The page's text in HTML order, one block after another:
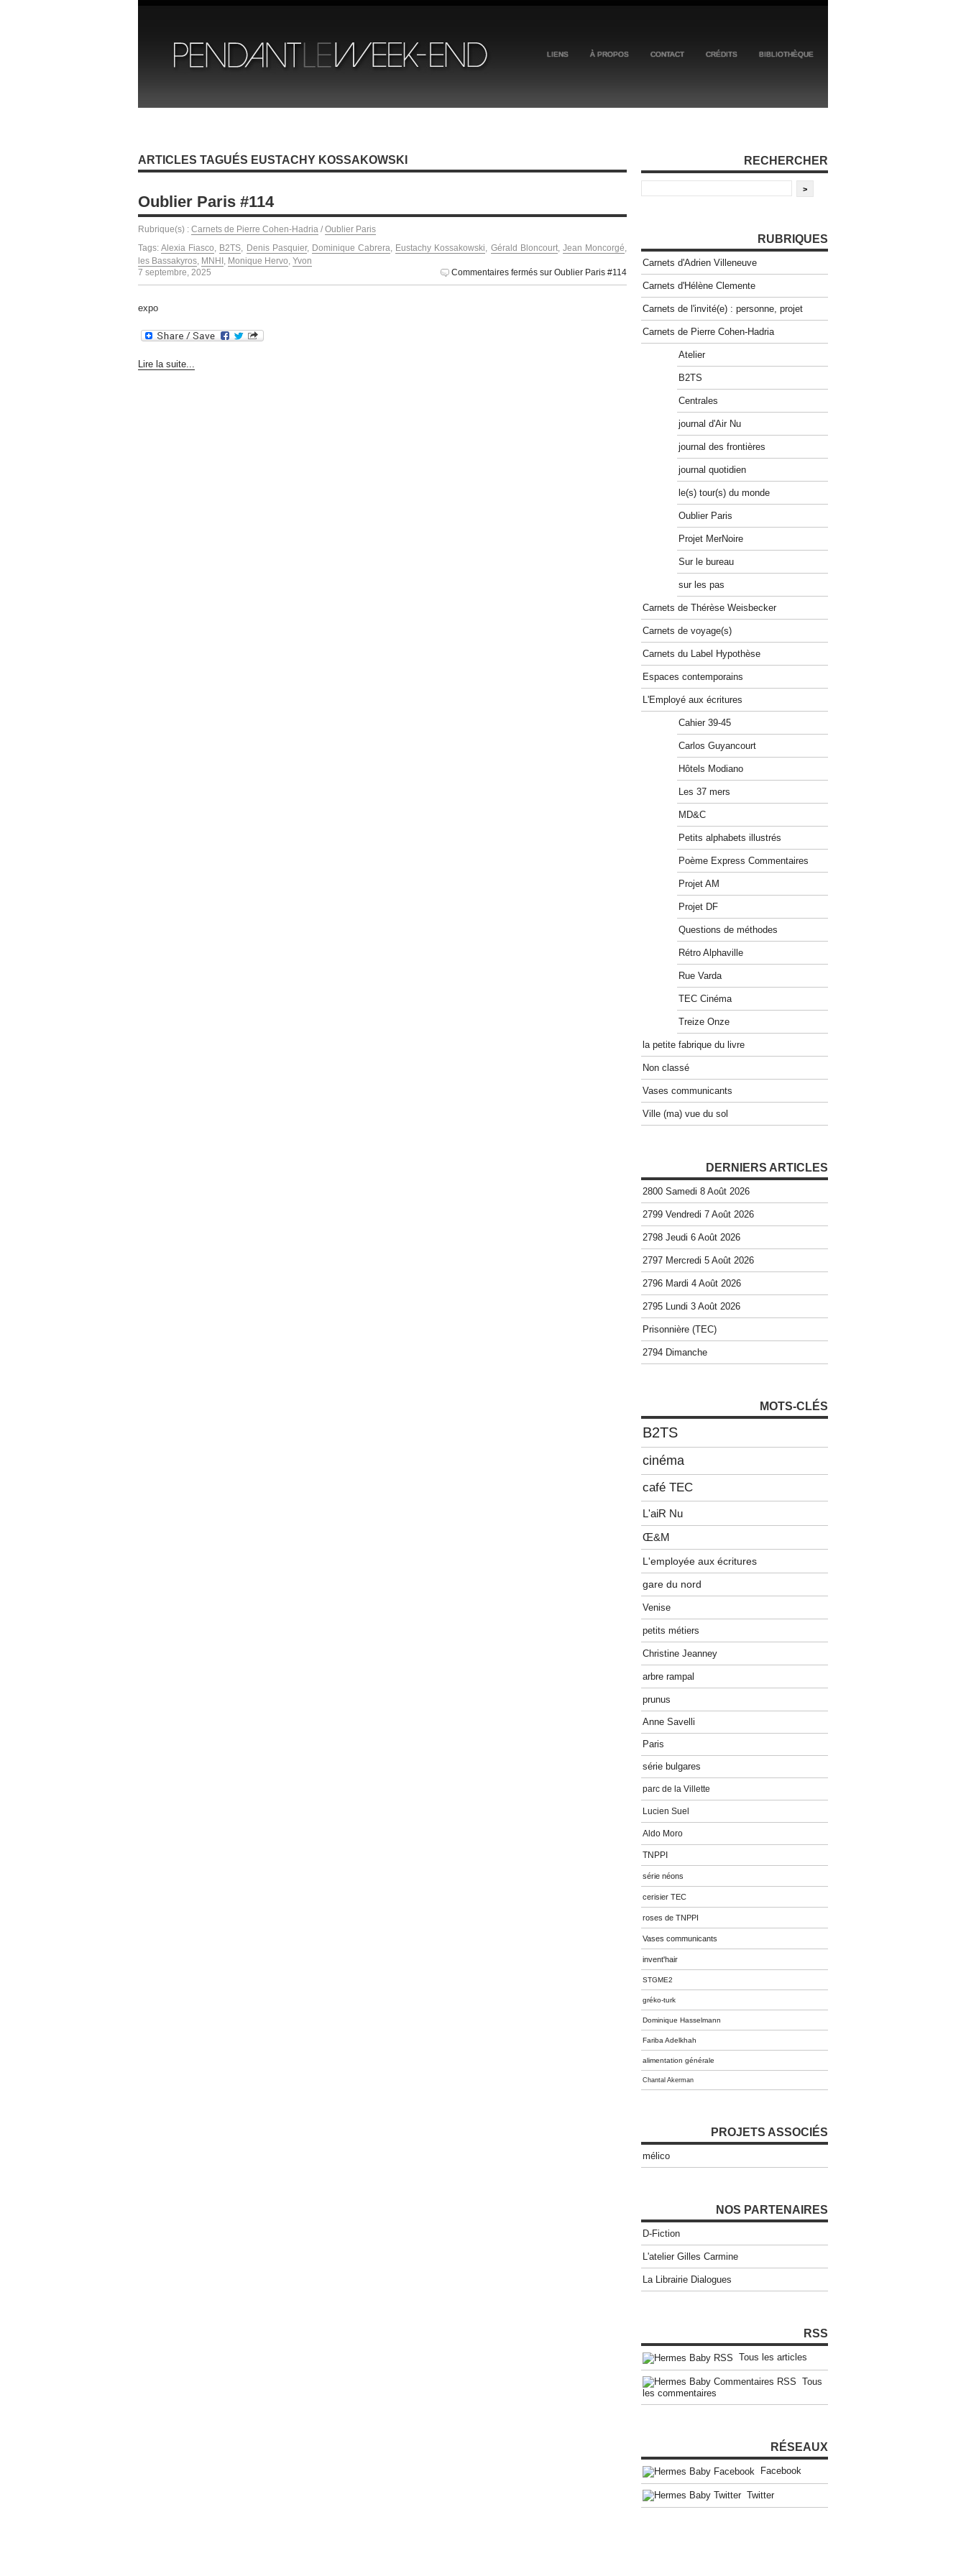
LIENS À PROPOS CONTACT CRÉDITS BIBLIOTHÈQUE
ARTICLES TAGUÉS EUSTACHY KOSSAKOWSKI
Oublier Paris #114
Rubrique(s) : Carnets de Pierre Cohen-Hadria / Oublier Paris
Tags:Alexia Fiasco, B2TS, Denis Pasquier, Dominique Cabrera, Eustachy Kossakowski, Gérald Bloncourt, Jean Moncorgé,
les Bassakyros, MNHI , Monique Hervo, Yvon
7 septembre, 2025
Commentaires fermés sur Oublier Paris #114
expo
Lire la suite...
RECHERCHER
RUBRIQUES
Carnets d'Adrien Villeneuve
Carnets d'Hélène Clemente
Carnets de l'invité(e) : personne, projet
Carnets de Pierre Cohen-Hadria
Atelier
B2TS
Centrales
journal d'Air Nu
journal des frontières
journal quotidien
le(s) tour(s) du monde
Oublier Paris
Projet MerNoire
Sur le bureau
sur les pas
Carnets de Thérèse Weisbecker
Carnets de voyage(s)
Carnets du Label Hypothèse
Espaces contemporains
L'Employé aux écritures
Cahier 39-45
Carlos Guyancourt
Hôtels Modiano
Les 37 mers
MD&C
Petits alphabets illustrés
Poème Express Commentaires
Projet AM
Projet DF
Questions de méthodes
Rétro Alphaville
Rue Varda
TEC Cinéma
Treize Onze
la petite fabrique du livre
Non classé
Vases communicants
Ville (ma) vue du sol
DERNIERS ARTICLES
2800 Samedi 8 Août 2026
2799 Vendredi 7 Août 2026
2798 Jeudi 6 Août 2026
2797 Mercredi 5 Août 2026
2796 Mardi 4 Août 2026
2795 Lundi 3 Août 2026
Prisonnière (TEC)
2794 Dimanche
MOTS-CLÉS
B2TS
cinéma
café TEC
L'aiR Nu
Œ&M
L'employée aux écritures
gare du nord
Venise
petits métiers
Christine Jeanney
arbre rampal
prunus
Anne Savelli
Paris
série bulgares
parc de la Villette
Lucien Suel
Aldo Moro
TNPPI
série néons
cerisier TEC
roses de TNPPI
Vases communicants
invent'hair
STGME2
gréko-turk
Dominique Hasselmann
Fariba Adelkhah
alimentation générale
Chantal Akerman
PROJETS ASSOCIÉS
mélico
NOS PARTENAIRES
D-Fiction
L'atelier Gilles Carmine
La Librairie Dialogues
RSS
Tous les articles
Tous
les commentaires
RÉSEAUX
Facebook
Twitter